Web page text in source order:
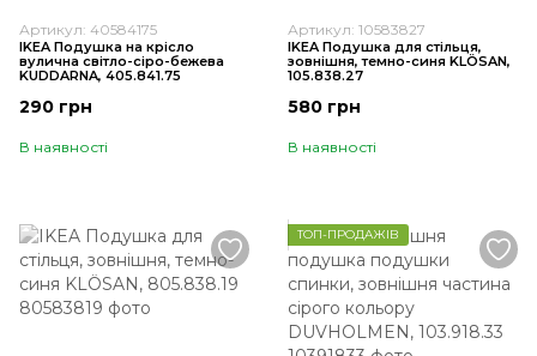
Артикул: 40584175
IKEA Подушка на крісло
вулична світло-сіро-бежева
KUDDARNA, 405.841.75
290 грн
В наявності
Артикул: 10583827
IKEA Подушка для стільця,
зовнішня, темно-синя KLÖSAN,
105.838.27
580 грн
В наявності
ТОП-ПРОДАЖІВ